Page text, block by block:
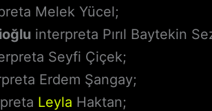
Melek Yücel;
interpreta Pırıl Baytekin
Seyfi Çiçek;
Erdem Şangay;
Leyla Haktan;